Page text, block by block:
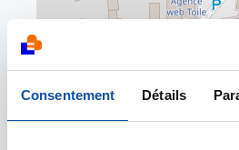
Consentement Détails